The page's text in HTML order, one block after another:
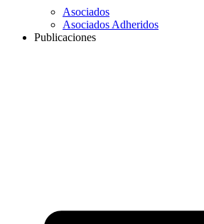
Asociados
Asociados Adheridos
Publicaciones